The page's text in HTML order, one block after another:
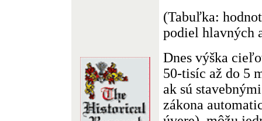
(Tabuľka:
podiel hlavných
Dnes výška
50-tisíc až do 5
ak sú
zákona